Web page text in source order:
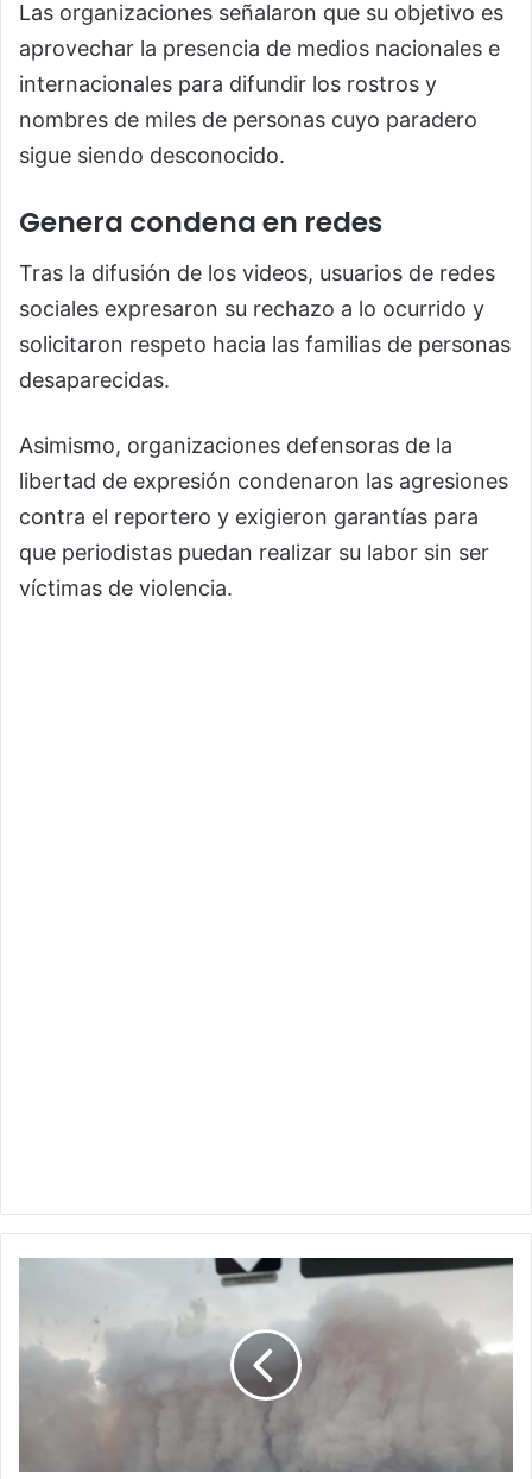
Las organizaciones señalaron que su objetivo es
aprovechar la presencia de medios nacionales e
internacionales para difundir los rostros y
nombres de miles de personas cuyo paradero
sigue siendo desconocido.
Genera condena en redes
Tras la difusión de los videos, usuarios de redes
sociales expresaron su rechazo a lo ocurrido y
solicitaron respeto hacia las familias de personas
desaparecidas.
Asimismo, organizaciones defensoras de la
libertad de expresión condenaron las agresiones
contra el reportero y exigieron garantías para
que periodistas puedan realizar su labor sin ser
víctimas de violencia.
por
tormentas
el